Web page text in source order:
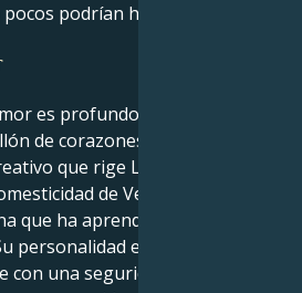
podrían hacerlo jamás.
es profundo y emocional,
de corazones: cuando el
que rige Leo encuentra su
de Venus en Cáncer,
que ha aprendido que el amor
personalidad externa ansía
una seguridad en sí misma